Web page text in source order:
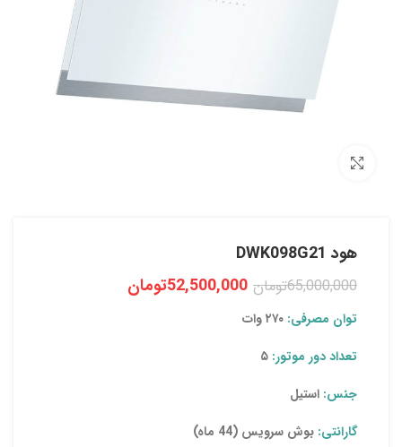
هود DWK098G21
65,000,000تومان 52,500,000تومان
توان مصرفی:
تعداد دور موتور:
جنس: استیل
گارانتی: بوش سرویس (44 ماه)